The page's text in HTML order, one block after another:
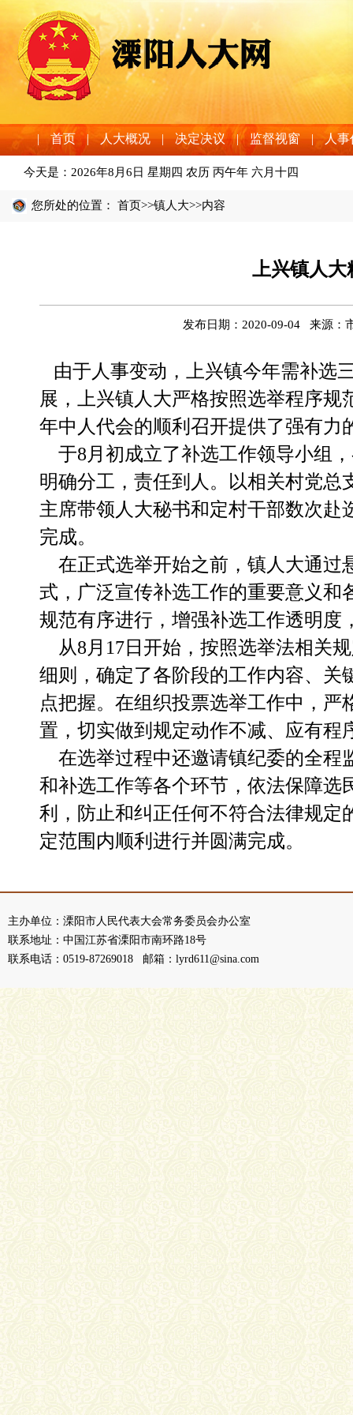
| 首页 | 人大概况 | 决定决议 | 监督视窗 | 人事
今天是： 2026年8月6日 星期四 农历 丙午年 六月十四
您所处的位置： 首页>>镇人大>>内容
上兴镇人大
发布日期：2020-09-04 来源：
由于人事变动，上兴镇今年需补选
展，上兴镇人大严格按照选举程序
年中人代会的顺利召开提供了强有力
于8月初成立了补选工作领导小组
明确分工，责任到人。以相关村党
主席带领人大秘书和定村干部数次
完成。
在正式选举开始之前，镇人大通过
式，广泛宣传补选工作的重要意义
规范有序进行，增强补选工作透明度
从8月17日开始，按照选举法相关
细则，确定了各阶段的工作内容、关
点把握。在组织投票选举工作中，
置，切实做到规定动作不减、应有程
在选举过程中还邀请镇纪委的全程
和补选工作等各个环节，依法保障选
利，防止和纠正任何不符合法律规定
定范围内顺利进行并圆满完成。
主办单位：溧阳市人民代表大会常务委员会办公室
联系地址：中国江苏省溧阳市南环路18号
联系电话：0519-87269018 邮箱：lyrd611@sina.com